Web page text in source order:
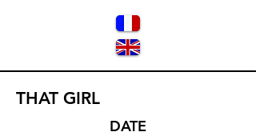
THAT GIRL
DATE